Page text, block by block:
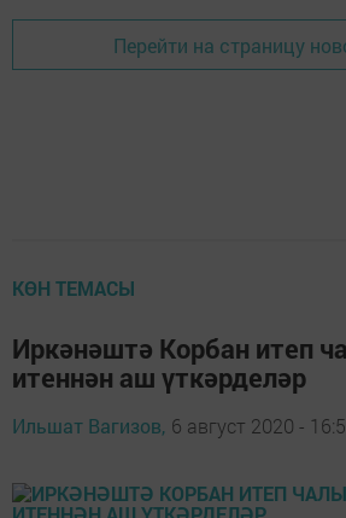
Перейти на страницу
КӨН ТЕМАСЫ
Иркәнәштә Корбан итеп
итеннән аш үткәрделәр
Ильшат Вагизов, 6 август 2020 -